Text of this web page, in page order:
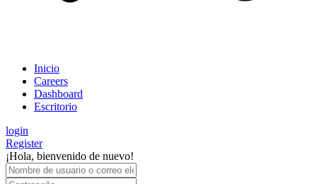
Inicio
Careers
Dashboard
Escritorio
login
Register
¡Hola, bienvenido de nuevo!